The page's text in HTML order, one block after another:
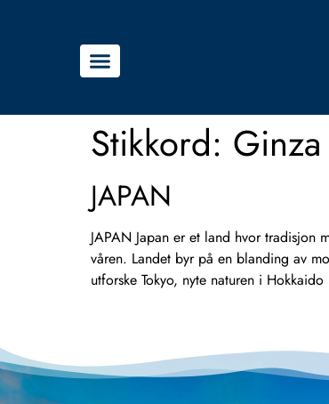
Stikkord: Ginza
JAPAN
JAPAN Japan er et land hvor
våren. Landet byr på en blanding av
utforske Tokyo, nyte naturen i